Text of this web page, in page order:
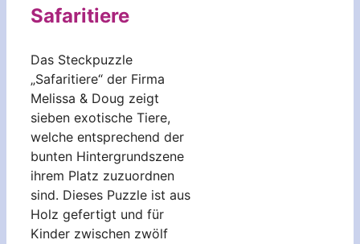
Safaritiere
Das Steckpuzzle
„Safaritiere“ der Firma
Melissa & Doug zeigt
sieben exotische Tiere,
welche entsprechend der
bunten Hintergrundszene
ihrem Platz zuzuordnen
sind. Dieses Puzzle ist aus
Holz gefertigt und für
Kinder zwischen zwölf